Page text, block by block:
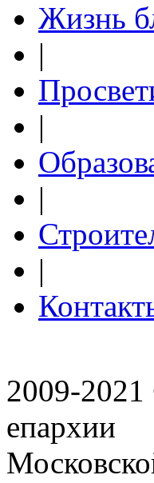
Жизнь
|
|
|
|
2009-2021
епархии